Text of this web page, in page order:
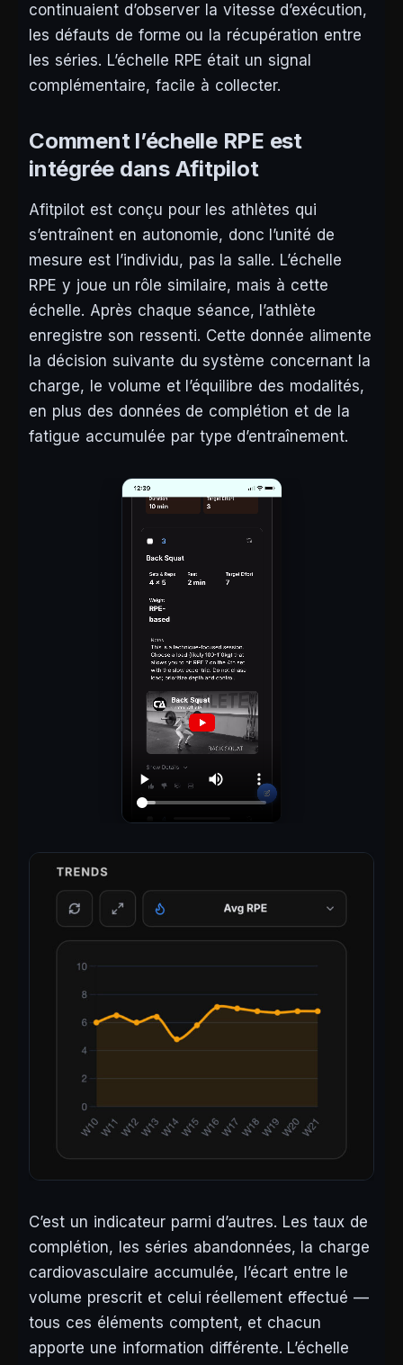
continuaient d’observer la vitesse d’exécution,
les défauts de forme ou la récupération entre
les séries. L’échelle RPE était un signal
complémentaire, facile à collecter.
Comment l’échelle RPE est
intégrée dans Afitpilot
Afitpilot est conçu pour les athlètes qui
s’entraînent en autonomie, donc l’unité de
mesure est l’individu, pas la salle. L’échelle
RPE y joue un rôle similaire, mais à cette
échelle. Après chaque séance, l’athlète
enregistre son ressenti. Cette donnée alimente
la décision suivante du système concernant la
charge, le volume et l’équilibre des modalités,
en plus des données de complétion et de la
fatigue accumulée par type d’entraînement.
C’est un indicateur parmi d’autres. Les taux de
complétion, les séries abandonnées, la charge
cardiovasculaire accumulée, l’écart entre le
volume prescrit et celui réellement effectué —
tous ces éléments comptent, et chacun
apporte une information différente. L’échelle